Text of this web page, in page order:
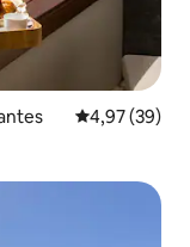
4,97 de uma
4,97 (39)